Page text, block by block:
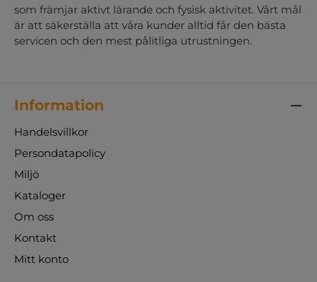
som främjar aktivt lärande och fysisk aktivitet. Vårt mål
är att säkerställa att våra kunder alltid får den bästa
servicen och den mest pålitliga utrustningen.
Information
Handelsvillkor
Persondatapolicy
Miljö
Kataloger
Om oss
Kontakt
Mitt konto